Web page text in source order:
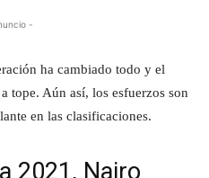
-
ha cambiado todo y el
tope. Aún así, los esfuerzos son
en las clasificaciones.
2021, Nairo